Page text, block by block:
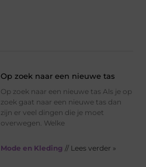
Op zoek naar een nieuwe tas
Op zoek naar een nieuwe tas Als je op
zoek gaat naar een nieuwe tas dan
zijn er veel dingen die je moet
overwegen. Welke
Mode en Kleding // Lees verder »